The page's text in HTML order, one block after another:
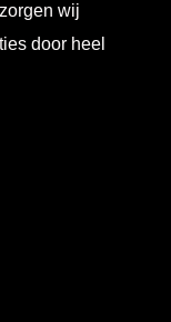
wij
door heel